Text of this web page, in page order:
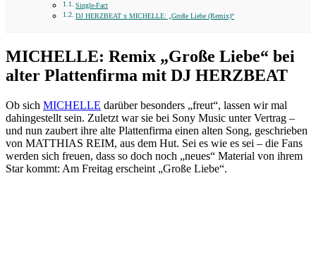
Single-Fact
DJ HERZBEAT x MICHELLE: „Große Liebe (Remix)“
MICHELLE: Remix „Große Liebe“ bei
alter Plattenfirma mit DJ HERZBEAT
Ob sich MICHELLE darüber besonders „freut“, lassen wir mal
dahingestellt sein. Zuletzt war sie bei Sony Music unter Vertrag –
und nun zaubert ihre alte Plattenfirma einen alten Song, geschrieben
von MATTHIAS REIM, aus dem Hut. Sei es wie es sei – die Fans
werden sich freuen, dass so doch noch „neues“ Material von ihrem
Star kommt: Am Freitag erscheint „Große Liebe“.